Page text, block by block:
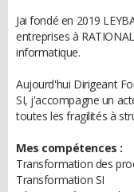
Jai fondé en 2019
entreprises à
informatique.
Aujourd'hui Dirigeant
SI, j'accompagne un
toutes les fragilités à
Mes compétences :
Transformation des
Transformation SI